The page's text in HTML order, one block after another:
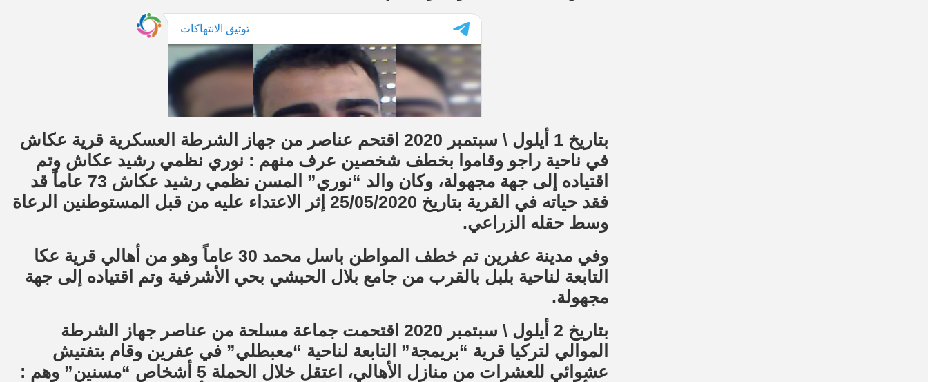
بتاريخ 1 أيلول \ سبتمبر 2020 اقتحم عناصر من جهاز الشرطة العسكرية قرية عكاش
في ناحية راجو وقاموا بخطف شخصين عرف منهم : نوري نظمي رشيد عكاش وتم
اقتياده إلى جهة مجهولة، وكان والد “نوري” المسن نظمي رشيد عكاش 73 عاماً قد
فقد حياته في القرية بتاريخ 25/05/2020 إثر الاعتداء عليه من قبل المستوطنين الرعاة
وسط حقله الزراعي.
وفي مدينة عفرين تم خطف المواطن باسل محمد 30 عاماً وهو من أهالي قرية عكا
التابعة لناحية بلبل بالقرب من جامع بلال الحبشي بحي الأشرفية وتم اقتياده إلى جهة
مجهولة.
بتاريخ 2 أيلول \ سبتمبر 2020 اقتحمت جماعة مسلحة من عناصر جهاز الشرطة
الموالي لتركيا قرية “بريمجة” التابعة لناحية “معبطلي” في عفرين وقام بتفتيش
عشوائي للعشرات من منازل الأهالي، اعتقل خلال الحملة 5 أشخاص “مسنين” وهم :